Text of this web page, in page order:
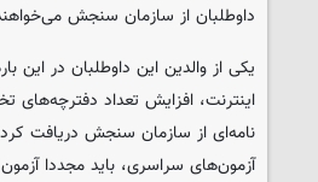
داوطلبان از سازمان سنجش
یکی از والدین این داوطلبان در
آزمون‌های سراسری، باید مجددا